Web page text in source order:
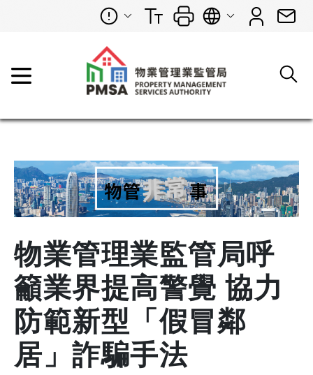
物業管理業監管局呼
籲業界提高警覺 協力
防範新型「假冒鄰
居」詐騙手法